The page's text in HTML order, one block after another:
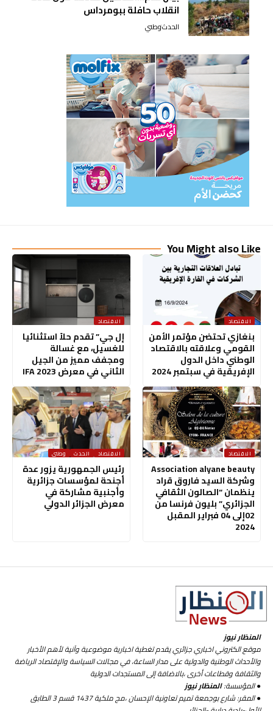
انقلاب حافلة ببومرداس
الحدثوطني
You Might also Like
الاقتصاد
بنغازي تحتضن مؤتمر الأمن
القومي وعلاقته بالاقتصاد
الوطني داخل الدول
الإفريقية في سبتمبر 2024
الاقتصاد
إل جي” تقدم حلاً استثنائيا
للغسيل، مع غسالة
ومجفف مميز من الجيل
الثاني في معرض IFA 2023
الاقتصاد
Association alyane beauty
وشركة السيد فاروق قراد
ينظمان “الصالون الثقافي
الجزائري” بليون فرنسا من
02إلى 04 فبراير المقبل
2024
الاقتصاد الحدث وطني
رئيس الجمهورية يزور عدة
أجنحة لمؤسسات جزائرية
وأجنبية مشاركة في
معرض الجزائر الدولي
المنظار نيوز
موقع الكتروني اخباري جزائري يقدم تغطية اخبارية موضوعية وآنية لأهم الأخبار
والأحداث الوطنية والدولية على مدار الساعة، في مجالات السياسة والإقتصاد الرياضة
والثقافة وقطاعات أخرى ،بالاضافة إلى المستجدات الدولية
● المؤسسة:المنظار نيوز
● المقر: شارع بوجمعة تميم تعاونية الإحسان ،مج ملكية 1437 قسم 3 الطابق